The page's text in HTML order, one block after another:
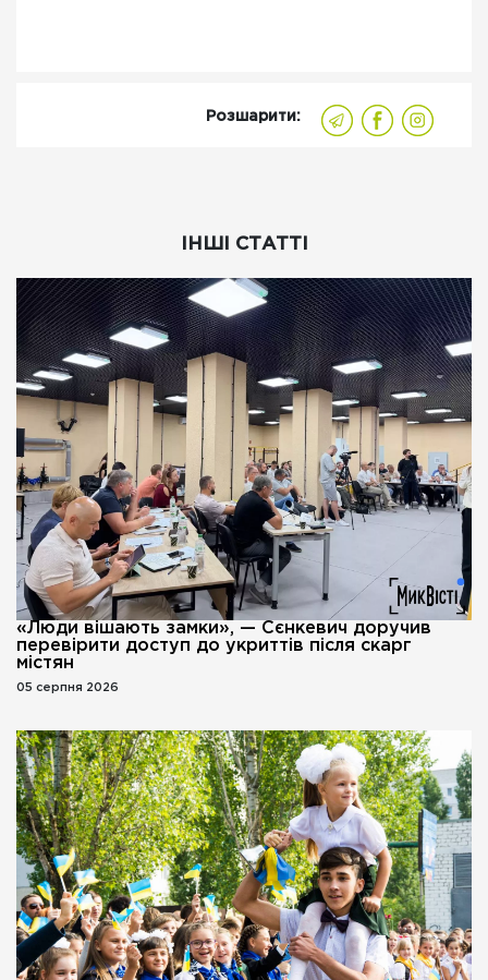
Розшарити:
ІНШІ СТАТТІ
«Люди вішають замки», — Сєнкевич доручив
перевірити доступ до укриттів після скарг
містян
05 серпня 2026